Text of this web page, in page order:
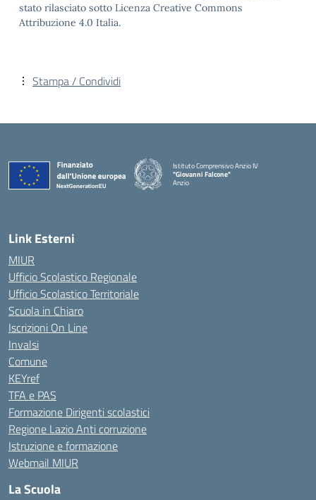
stato rilasciato sotto Licenza Creative Commons
Attribuzione 4.0 Italia.
Stampa / Condividi
Istituto Comprensivo Anzio IV
"Giovanni Falcone"
Anzio
Link Esterni
MIUR
Ufficio Scolastico Regionale
Ufficio Scolastico Territoriale
Scuola in Chiaro
Iscrizioni On Line
Invalsi
Comune
KEYref
TFA e PAS
Formazione Dirigenti scolastici
Regione Lazio Anti corruzione
Istruzione e formazione
Webmail MIUR
La Scuola